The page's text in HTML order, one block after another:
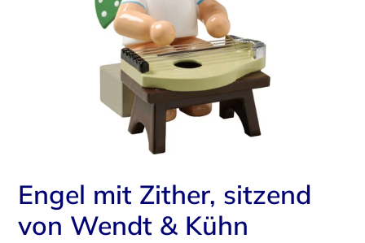
Engel mit Zither, sitzend
von Wendt & Kühn